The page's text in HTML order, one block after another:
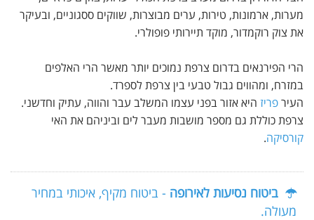
מערות, ארמונות, טירות, ערים מבוצרות, שווקים ססגוניים, ובעיקר
את צוק רוקמדור, מוקד תיירותי פופולרי.
הרי הפירנאים בדרום צרפת נמוכים יותר מאשר הרי האלפים
במזרח, ומהווים גבול טבעי בין צרפת לספרד.
העירפריז היא אזור בפני עצמו המשלב עבר והווה, עתיק וחדשני.
צרפת כוללת גם מספר מושבות מעבר לים וביניהם את האי
קורסיקה.
ביטוח נסיעות לאירופה - ביטוח מקיף, איכותי במחיר
מעולה.